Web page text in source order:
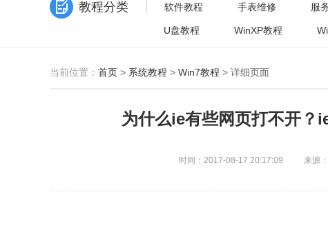
教程分类 软件教程 手表维修 服
U盘教程 WinXP教程
当前位置： 首页 > 系统教程 > Win7教程 > 详细页面
为什么ie有些网页打不开？
时间：2017-08-17 20:17:09 来源